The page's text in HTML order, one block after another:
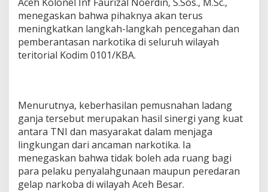
menegaskan bahwa pihaknya akan terus
meningkatkan langkah-langkah pencegahan dan
pemberantasan narkotika di seluruh wilayah
teritorial Kodim 0101/KBA.
Menurutnya, keberhasilan pemusnahan ladang
ganja tersebut merupakan hasil sinergi yang kuat
antara TNI dan masyarakat dalam menjaga
lingkungan dari ancaman narkotika. Ia
menegaskan bahwa tidak boleh ada ruang bagi
para pelaku penyalahgunaan maupun peredaran
gelap narkoba di wilayah Aceh Besar.